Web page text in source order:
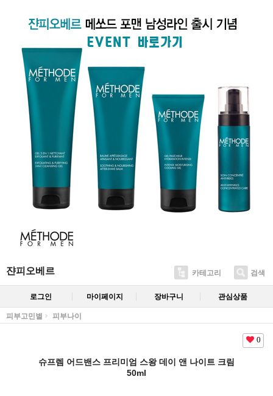
쟌피오베르 카테고리 검색
로그인 마이페이지 장바구니 관심상품
피부고민별 피부나이
0
슈프렘 어드밴스 프리미엄 스왕 데이 앤 나이트 크림
50ml